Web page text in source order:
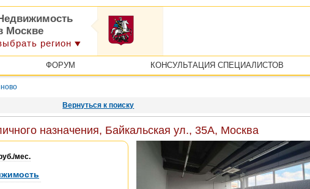
Москве
регион
ФОРУМ КОНСУЛЬТАЦИЯ СПЕЦИАЛИСТОВ
Вернуться к поиску
назначения, Байкальская ул., 35А, Москва
мес.